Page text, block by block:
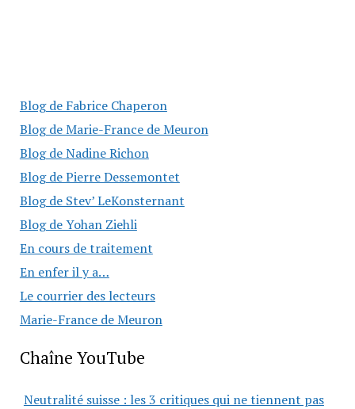
Blog de Fabrice Chaperon
Blog de Marie-France de Meuron
Blog de Nadine Richon
Blog de Pierre Dessemontet
Blog de Stev’ LeKonsternant
Blog de Yohan Ziehli
En cours de traitement
En enfer il y a…
Le courrier des lecteurs
Marie-France de Meuron
Chaîne YouTube
Neutralité suisse : les 3 critiques qui ne tiennent pas